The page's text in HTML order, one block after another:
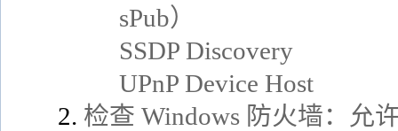
sPub）
SSDP Discovery
UPnP Device Host
检查 Windows 防火墙：允